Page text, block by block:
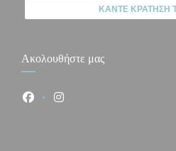
ΚΆΝΤΕ ΚΡΆΤΗΣΗ
Ακολουθήστε μας
Facebook ((ανοίγει σε νέο
Instagram ((ανοίγει σε